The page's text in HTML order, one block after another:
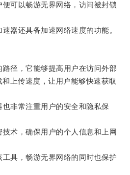
可以畅游无界网络，访问被封锁
还具备加速网络速度的功能。
径，它能够提高用户在访问外部
上传速度，让用户能够快速获取
非常注重用户的安全和隐私保
术，确保用户的个人信息和上网
具，畅游无界网络的同时也保护